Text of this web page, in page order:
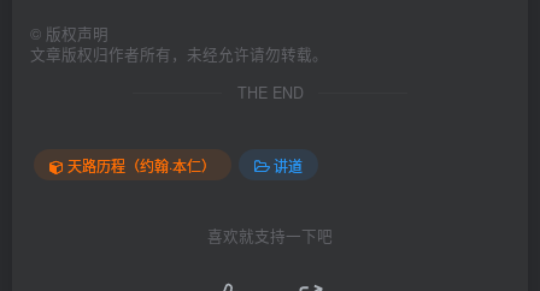
© 版权声明
文章版权归作者所有，未经允许请勿转载。
THE END
天路历程（约翰·本仁） 讲道
喜欢就支持一下吧